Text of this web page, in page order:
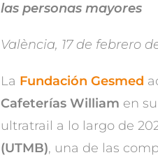
las personas mayores
València, 17 de febrero
La Fundación Gesmed
Cafeterías William en
ultratrail a lo largo de
(UTMB), una de las